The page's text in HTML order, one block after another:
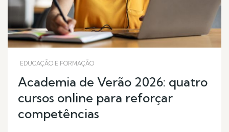
EDUCAÇÃO E FORMAÇÃO
Academia de Verão 2026: quatro
cursos online para reforçar
competências